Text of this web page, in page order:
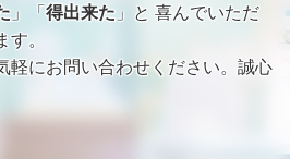
」「得出来た 」と 喜んでいただ
。
軽にお問い合わせください。誠心